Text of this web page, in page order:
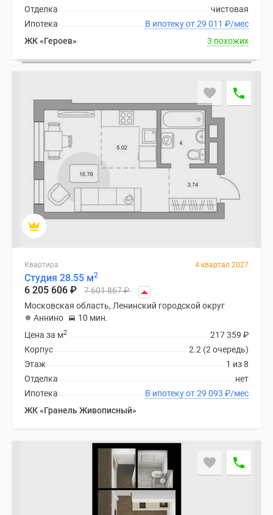
чистовая
Отделка
В ипотеку от 29 011 ₽/мес
Ипотека
ЖК «Героев»
3 похожих
Квартира 4 квартал 2027
Студия 28.55 м2
6 205 606 ₽ 7 601 867₽
Московская область, Ленинский городской округ
Аннино
10 мин.
217 359 ₽
Цена за м2
2.2 (2 очередь)
Корпус
1 из 8
Этаж
нет
Отделка
В ипотеку от 29 093 ₽/мес
Ипотека
ЖК «Гранель Живописный»